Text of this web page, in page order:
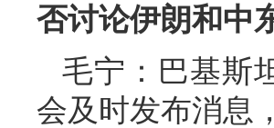
否讨论伊朗和中
毛宁：巴基斯
会及时发布消息